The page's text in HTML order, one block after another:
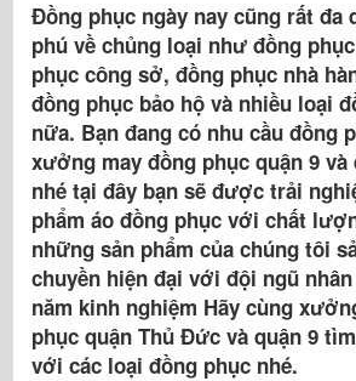
Đồng phục ngày nay cũng rất đa
phú về chủng loại như đồng
phục công sở, đồng phục nhà
đồng phục bảo hộ và nhiều loại
nữa. Bạn đang có nhu cầu đồng
xưởng may đồng phục quận 9
nhé tại đây bạn sẽ được trải
phẩm áo đồng phục với chất
những sản phẩm của chúng tôi
chuyền hiện đại với đội ngũ
năm kinh nghiệm Hãy cùng
phục quận Thủ Đức và quận 9
với các loại đồng phục nhé.